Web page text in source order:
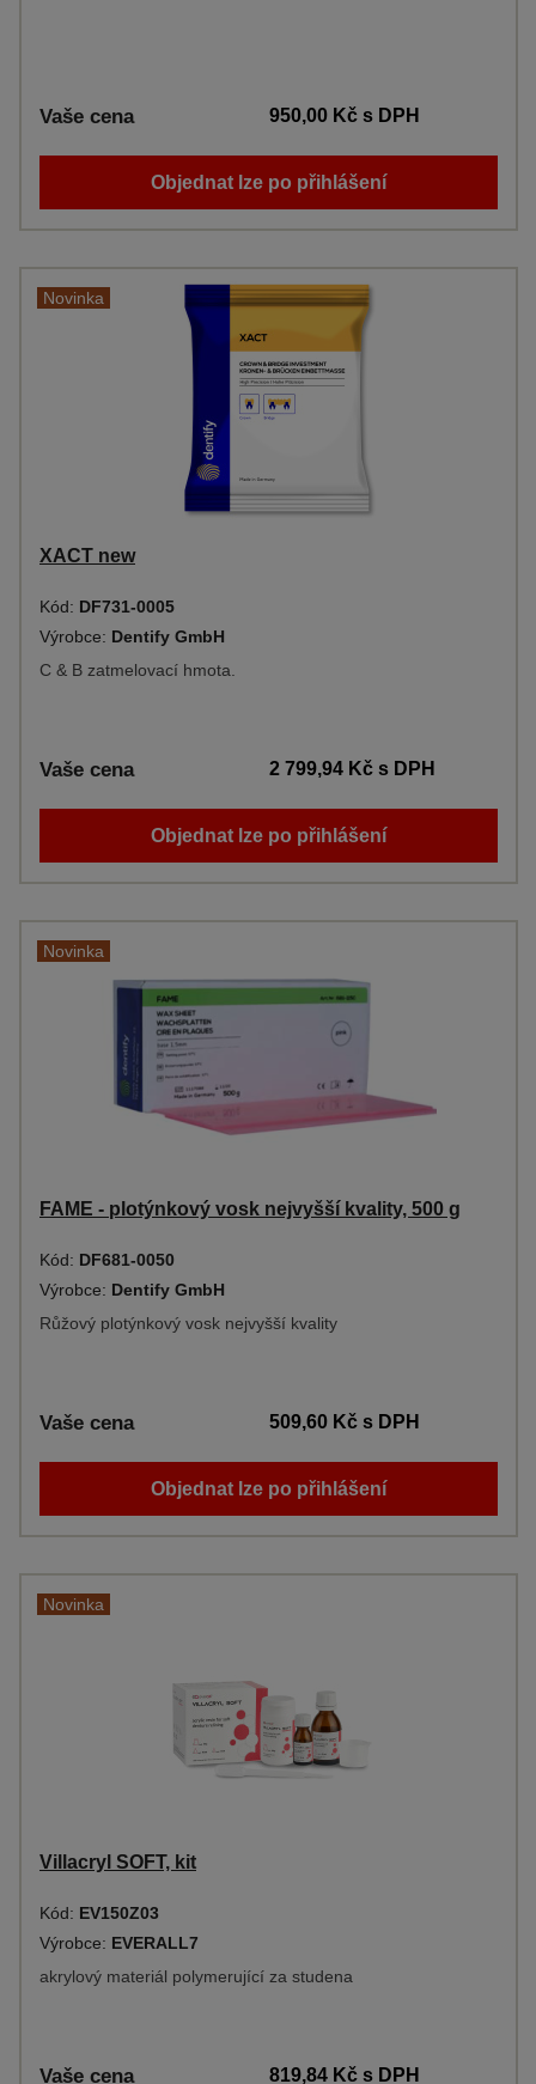
Vaše cena 950,00 Kčs DPH
Objednat lze po přihlášení
Novinka
XACT new
Kód: DF731-0005
Výrobce: Dentify GmbH
C & B zatmelovací hmota.
Vaše cena 2 799,94 Kčs DPH
Objednat lze po přihlášení
Novinka
FAME - plotýnkový vosk nejvyšší kvality, 500 g
Kód: DF681-0050
Výrobce: Dentify GmbH
Růžový plotýnkový vosk nejvyšší kvality
Vaše cena 509,60 Kčs DPH
Objednat lze po přihlášení
Novinka
Villacryl SOFT, kit
Kód: EV150Z03
Výrobce: EVERALL7
akrylový materiál polymerující za studena
Vaše cena 819,84 Kčs DPH